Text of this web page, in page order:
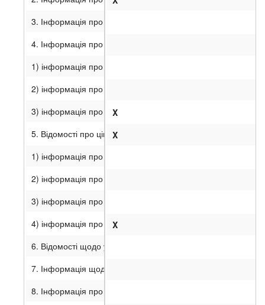
X
X
X
3. Інформація про посадових осіб емітента.
4. Інформація про господарську та фінансову діяльність
1) інформація про зобов’язання та забезпечення емітента;
2) інформація про обсяги виробництва та реалізації
3) інформація про собівартість реалізованої продукції;
5. Відомості про цінні папери емітента:
1) інформація про випуски акцій емітента;
2) інформація про облігації емітента;
3) інформація про інші цінні папери, випущені емітентом;
4) інформація про похідні цінні папери емітента;
6. Відомості щодо участі емітента в юридичних особах.
7. Інформація щодо корпоративного секретаря.
8. Інформація про вчинення значних правочинів.